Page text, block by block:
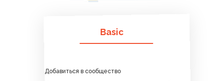
Basic
Добавиться в сообщество